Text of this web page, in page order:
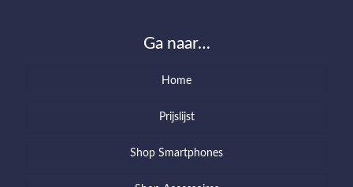
Ga naar…
Home
Prijslijst
Shop Smartphones